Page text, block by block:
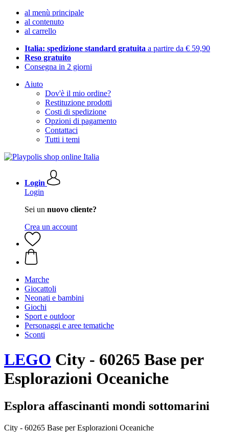
al menù principale
al contenuto
al carrello
Italia: spedizione standard gratuita a partire da € 59,90
Reso gratuito
Consegna in 2 giorni
Aiuto
Dov'è il mio ordine?
Restituzione prodotti
Costi di spedizione
Opzioni di pagamento
Contattaci
Tutti i temi
Login
Login
Sei un nuovo cliente?
Crea un account
Marche
Giocattoli
Neonati e bambini
Giochi
Sport e outdoor
Personaggi e aree tematiche
Sconti
LEGO City - 60265 Base per
Esplorazioni Oceaniche
Esplora affascinanti mondi sottomarini
City - 60265 Base per Esplorazioni Oceaniche